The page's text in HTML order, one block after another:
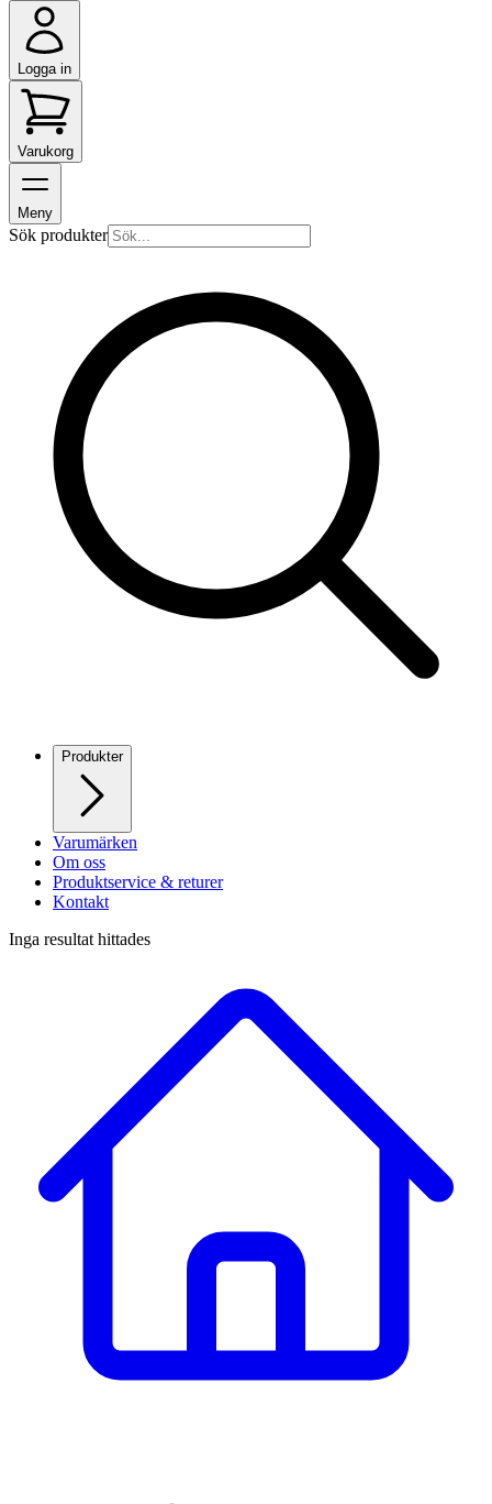
Logga in
Varukorg
Meny
Sök produkter
Produkter
Varumärken
Om oss
Produktservice & returer
Kontakt
Inga resultat hittades